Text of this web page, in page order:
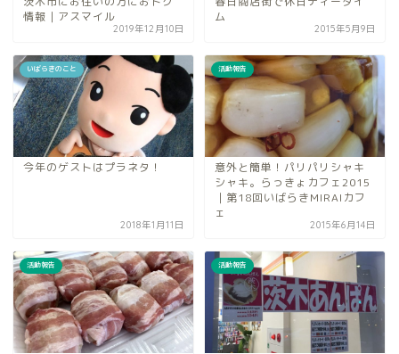
情報｜アスマイル
2019年12月10日
ム
2015年5月9日
いばらきのこと
今年のゲストはプラネタ！
2018年1月11日
活動報告
意外と簡単！パリパリシャキ
シャキ。らっきょカフェ2015
｜第18回いばらきMIRAIカフ
ェ
2015年6月14日
活動報告 活動報告